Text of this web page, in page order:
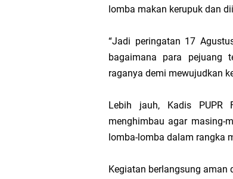
lomba makan kerupuk dan
“Jadi peringatan 17
bagaimana para pejuang
raganya demi mewujudkan
Lebih jauh, Kadis PUPR
menghimbau agar masing-
lomba-lomba dalam rangka
Kegiatan berlangsung